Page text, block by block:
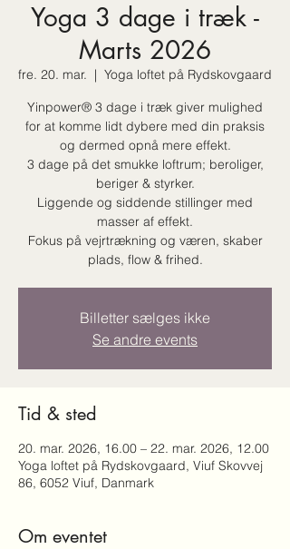
Yoga 3 dage i træk -
Marts 2026
fre. 20. mar.
  |
Yoga loftet på Rydskovgaard
Yinpower® 3 dage i træk giver mulighed
for at komme lidt dybere med din praksis
og dermed opnå mere effekt.
3 dage på det smukke loftrum; beroliger,
beriger & styrker.
Liggende og siddende stillinger med
masser af effekt.
Fokus på vejrtrækning og væren, skaber
plads, flow & frihed.
Billetter sælges ikke
Se andre events
Tid & sted
20. mar. 2026, 16.00 – 22. mar. 2026, 12.00
Yoga loftet på Rydskovgaard, Viuf Skovvej
86, 6052 Viuf, Danmark
Om eventet